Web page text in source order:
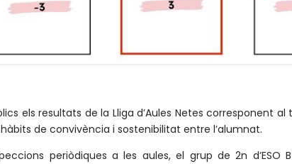
els resultats de la Lliga d’Aules Netes corresponent
de convivència i sostenibilitat entre l’alumnat.
periòdiques a les aules, el grup de 2n d’ESO